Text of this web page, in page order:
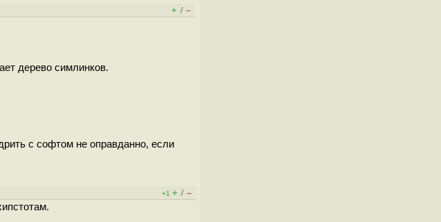
+ / –
дерево симлинков.
с софтом не оправданно, если
+1 + / –